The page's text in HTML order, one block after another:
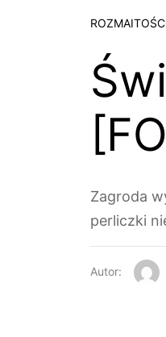
Zagroda
perliczki
Autor: